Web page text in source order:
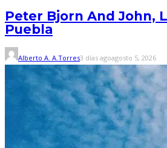
Peter Bjorn And John,
Puebla
Alberto A. A.Torres3 días agoagosto 5, 2026